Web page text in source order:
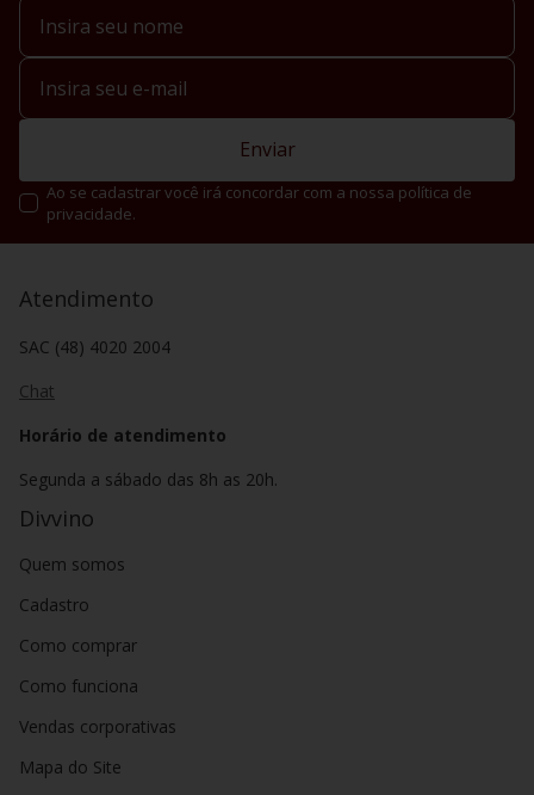
Enviar
Ao se cadastrar você irá concordar com a nossa política de
privacidade.
Atendimento
SAC (48) 4020 2004
Chat
Horário de atendimento
Segunda a sábado das 8h as 20h.
Divvino
Quem somos
Cadastro
Como comprar
Como funciona
Vendas corporativas
Mapa do Site